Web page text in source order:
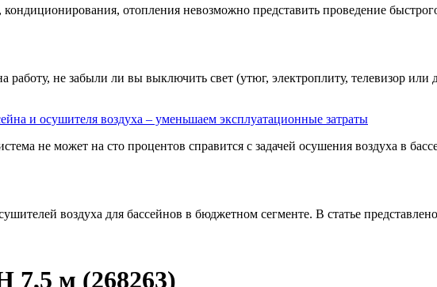
отопления невозможно представить проведение
не забыли ли вы выключить свет (утюг, электроплиту, телевизор или
и осушителя воздуха – уменьшаем эксплуатационные затраты
не может на сто процентов справится с задачей осушения воздуха в
воздуха для бассейнов в бюджетном сегменте. В статье
7,5 м (268263)